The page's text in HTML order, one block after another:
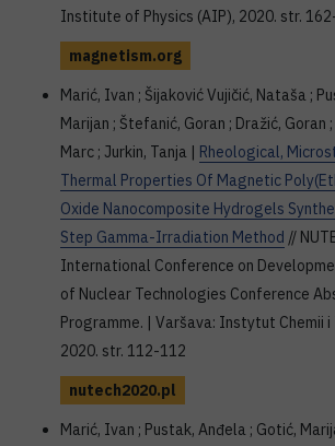
Institute of Physics (AIP), 2020. str.
magnetism.org
Marić, Ivan ; Šijaković Vujičić, Nataša ;
Marijan ; Štefanić, Goran ; Dražić, Goran
Marc ; Jurkin, Tanja | Rheological,
Thermal Properties Of Magnetic
Oxide Nanocomposite Hydrogels
Step Gamma-Irradiation Method //
International Conference on
of Nuclear Technologies Conference
Programme. | Varšava: Instytut Chemii i
2020. str. 112-112
nutech2020.pl
Marić, Ivan ; Pustak, Anđela ; Gotić,